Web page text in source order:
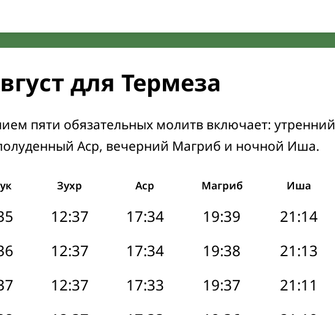
для Термеза
пяти обязательных молитв включает: утренний
Аср, вечерний Магриб и ночной Иша.
Зухр Аср Магриб Иша
12:37 17:34 19:39
21:14
12:37 17:34 19:38
21:13
12:37 17:33 19:37
21:11